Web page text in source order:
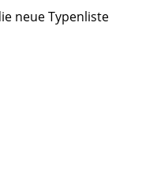
neue Typenliste